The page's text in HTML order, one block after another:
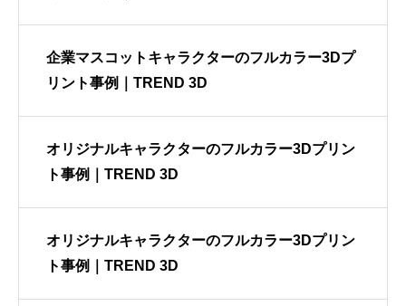
企業マスコットキャラクターのフルカラー3Dプ
リント事例｜TREND 3D
オリジナルキャラクターのフルカラー3Dプリン
ト事例｜TREND 3D
オリジナルキャラクターのフルカラー3Dプリン
ト事例｜TREND 3D